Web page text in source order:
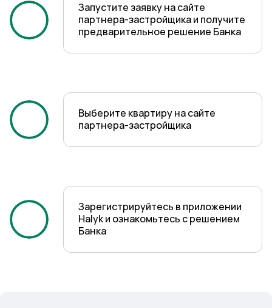
Запустите заявку на сайте
партнера-застройщика и получите
предварительное решение Банка
Выберите квартиру на сайте
партнера-застройщика
Зарегистрируйтесь в приложении
Halyk и ознакомьтесь с решением
Банка